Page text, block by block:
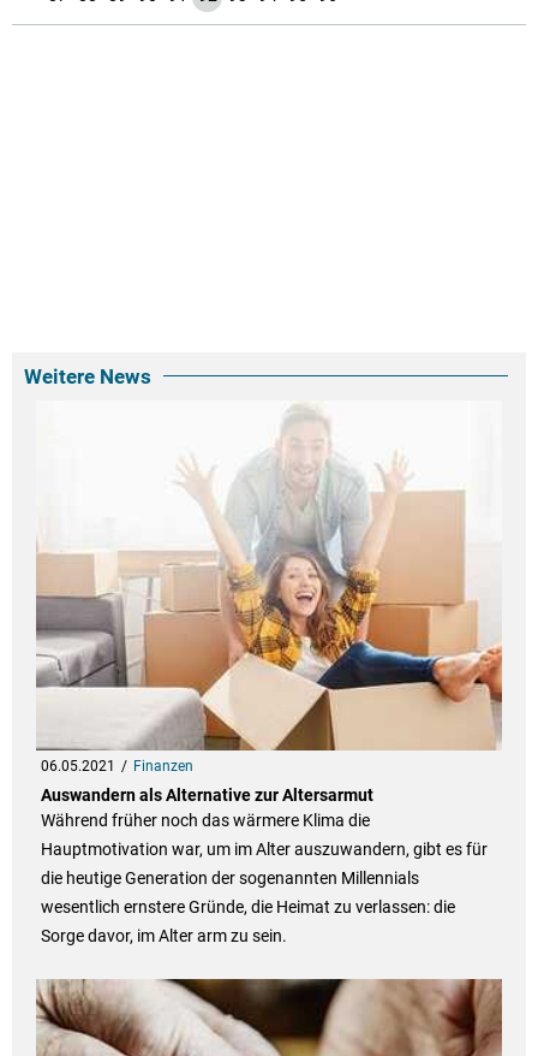
Weitere News
06.05.2021 Finanzen
Auswandern als Alternative zur Altersarmut
Während früher noch das wärmere Klima die
Hauptmotivation war, um im Alter auszuwandern, gibt es für
die heutige Generation der sogenannten Millennials
wesentlich ernstere Gründe, die Heimat zu verlassen: die
Sorge davor, im Alter arm zu sein.